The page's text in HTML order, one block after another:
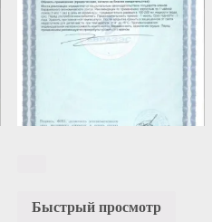
Быстрый просмотр